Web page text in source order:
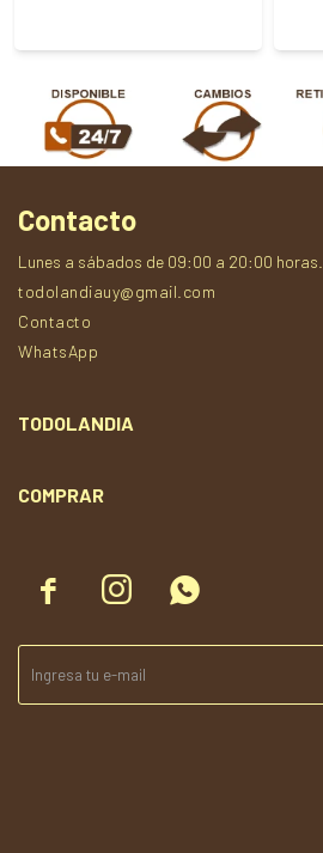
  
Contacto
Lunes a sábados de 09:00 a 20:00 horas.
todolandiauy@gmail.com
Contacto
WhatsApp
TODOLANDIA
COMPRAR